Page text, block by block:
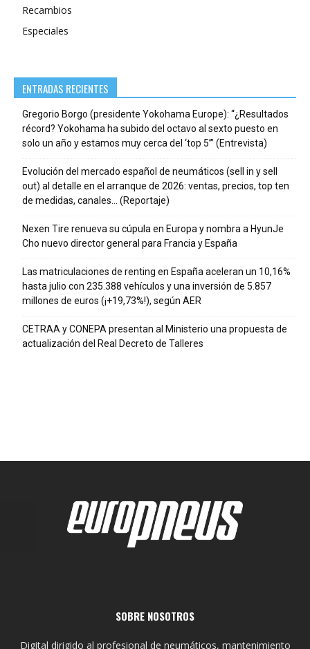
Recambios
Especiales
ENTRADAS RECIENTES
Gregorio Borgo (presidente Yokohama Europe): “¿Resultados
récord? Yokohama ha subido del octavo al sexto puesto en
solo un año y estamos muy cerca del ‘top 5’” (Entrevista)
Evolución del mercado español de neumáticos (sell in y sell
out) al detalle en el arranque de 2026: ventas, precios, top ten
de medidas, canales… (Reportaje)
Nexen Tire renueva su cúpula en Europa y nombra a HyunJe
Cho nuevo director general para Francia y España
Las matriculaciones de renting en España aceleran un 10,16%
hasta julio con 235.388 vehículos y una inversión de 5.857
millones de euros (¡+19,73%!), según AER
CETRAA y CONEPA presentan al Ministerio una propuesta de
actualización del Real Decreto de Talleres
SOBRE NOSOTROS
Digital dirigido al profesional de neumáticos, mantenimiento